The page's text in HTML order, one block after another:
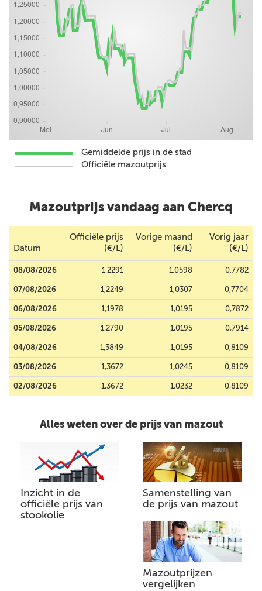
Gemiddelde prijs in de stad
Officiële mazoutprijs
Mazoutprijs vandaag aan Chercq
Datum
Officiële prijs
(€/L)
Vorige maand
(€/L)
Vorig jaar
(€/L)
08/08/2026 1,2291 1,0598 0,7782
07/08/2026 1,2249 1,0307 0,7704
06/08/2026 1,1978 1,0195 0,7872
05/08/2026 1,2790 1,0195 0,7914
04/08/2026 1,3849 1,0195 0,8109
03/08/2026 1,3672 1,0245 0,8109
02/08/2026 1,3672 1,0232 0,8109
Alles weten over de prijs van mazout
Inzicht in de
officiële prijs van
stookolie
Samenstelling van
de prijs van mazout
Mazoutprijzen
vergelijken